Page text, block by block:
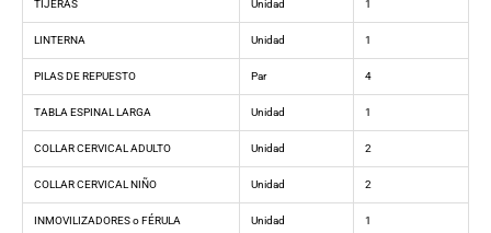
TIJERAS Unidad 1
LINTERNA Unidad 1
PILAS DE REPUESTO Par 4
TABLA ESPINAL LARGA Unidad 1
COLLAR CERVICAL ADULTO Unidad 2
COLLAR CERVICAL NIÑO Unidad 2
INMOVILIZADORES o FÉRULA
Unidad 1